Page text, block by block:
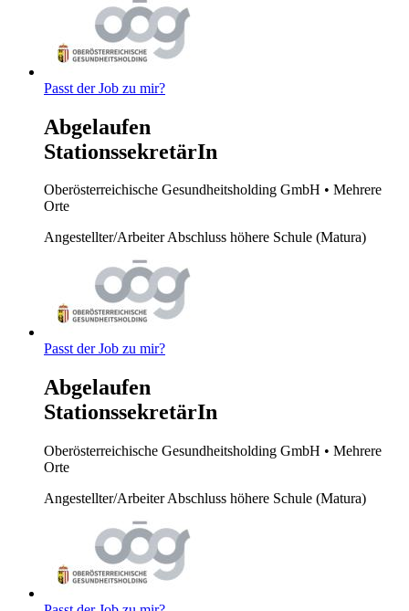
Passt der Job zu mir?
Abgelaufen
StationssekretärIn
Oberösterreichische Gesundheitsholding GmbH • Mehrere
Orte
Angestellter/ArbeiterAbschluss höhere Schule (Matura)
Passt der Job zu mir?
Abgelaufen
StationssekretärIn
Oberösterreichische Gesundheitsholding GmbH • Mehrere
Orte
Angestellter/ArbeiterAbschluss höhere Schule (Matura)